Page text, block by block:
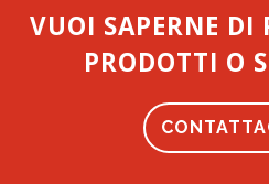
VUOI SAPERNE DI
PRODOTTI O